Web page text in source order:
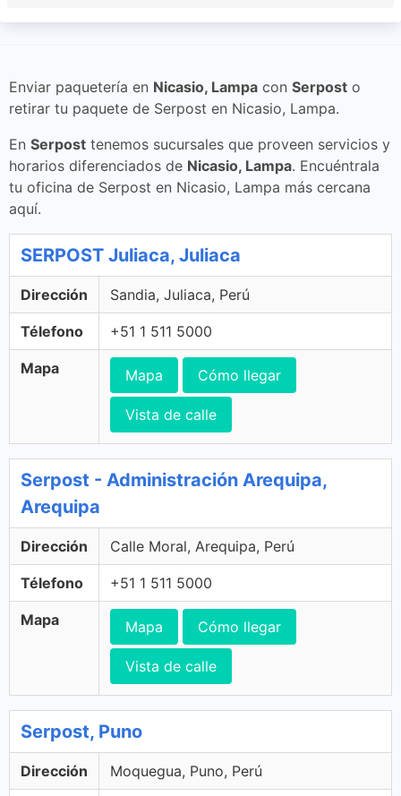
Enviar paquetería en Nicasio, Lampa con Serpost o
retirar tu paquete de Serpost en Nicasio, Lampa.
En Serpost tenemos sucursales que proveen servicios y
horarios diferenciados de Nicasio, Lampa. Encuéntrala
tu oficina de Serpost en Nicasio, Lampa más cercana
aquí.
SERPOST Juliaca, Juliaca
Dirección Sandia, Juliaca, Perú
Télefono +51 1 511 5000
Mapa Mapa Cómo llegar
Vista de calle
Serpost - Administración Arequipa,
Arequipa
Dirección Calle Moral, Arequipa, Perú
Télefono +51 1 511 5000
Mapa Mapa Cómo llegar
Vista de calle
Serpost, Puno
Dirección Moquegua, Puno, Perú